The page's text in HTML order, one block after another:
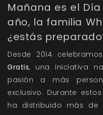
Mañana es el
año, la familia
¿estás
Desde 2014
Gratis, una iniciativa
pasión a más
exclusivo. Durante
ha distribuido más de